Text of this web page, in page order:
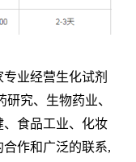
业经营生化试剂
究、生物药业、
食品工业、化妆
作和广泛的联系,